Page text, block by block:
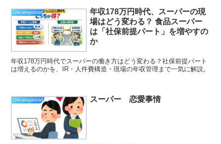
Uncategorized
年収178万円時代、スーパーの現
場はどう変わる？ 食品スーパー
は「社保前提パート」を増やすの
か
年収178万円時代でスーパーの働き方はどう変わる？社保前提パート
は増えるのかを、IR・人件費構造・現場の年収管理まで一気に解説。
Uncategorized スーパー 恋愛事情